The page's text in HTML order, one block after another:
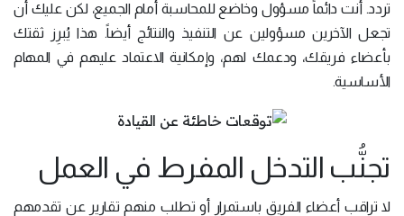
تردد. أنت دائماً مسؤول وخاضع للمحاسبة أمام الجميع، لكن عليك أن
تجعل الآخرين مسؤولين عن التنفيذ والنتائج أيضاً. هذا يُبرِز ثقتك
بأعضاء فريقك، ودعمك لهم، وإمكانية الاعتماد عليهم في المهام
الأساسية.
تجنُّب التدخل المفرط في العمل
لا تراقب أعضاء الفريق باستمرار أو تطلب منهم تقارير عن تقدمهم